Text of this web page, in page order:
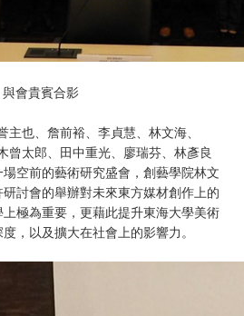
與會貴賓合影
也、詹前裕、李貞慧、林文海、
曾太郎、田中重光、廖瑞芬、林彥良
空前的藝術研究盛會，創藝學院林文
討會的舉辦對未來東方媒材創作上的
極為重要，更藉此提升東海大學美術
，以及擴大在社會上的影響力。